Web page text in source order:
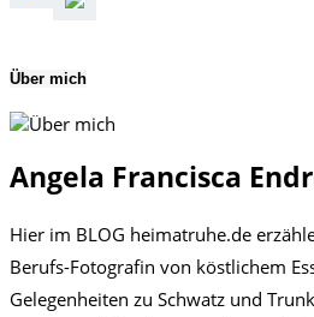
Über mich
Angela Francisca
Hier im BLOG heimatruhe.de
Berufs-Fotografin von köstlichem
Gelegenheiten zu Schwatz und